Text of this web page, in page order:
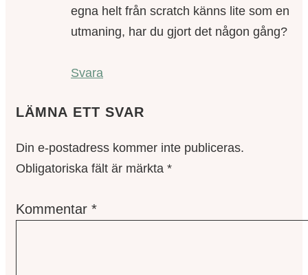
egna helt från scratch känns lite som en
utmaning, har du gjort det någon gång?
Svara
LÄMNA ETT SVAR
Din e-postadress kommer inte publiceras.
Obligatoriska fält är märkta *
Kommentar *